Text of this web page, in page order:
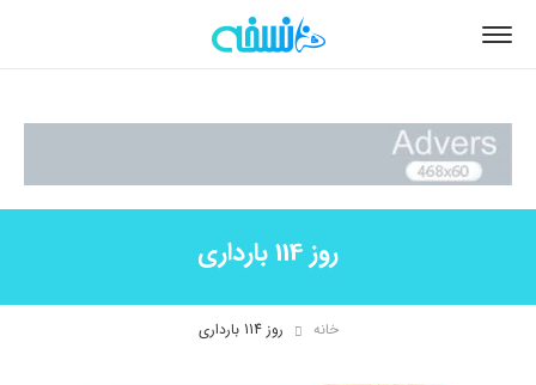
روز 114 بارداری
خانه روز 114 بارداری